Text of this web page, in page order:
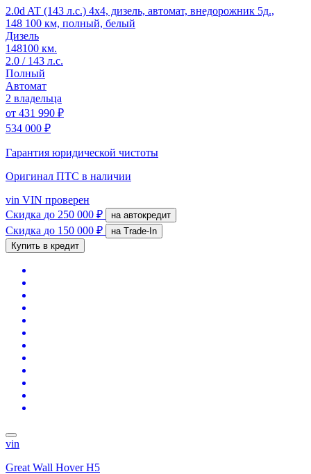
2.0d AT (143 л.с.) 4x4, дизель, автомат, внедорожник 5д.,
148 100 км, полный, белый
Дизель
148100 км.
2.0 / 143 л.с.
Полный
Автомат
2 владельца
от 431 990 ₽
534 000 ₽
Гарантия юридической чистоты
Оригинал ПТС в наличии
vin VIN проверен
Скидка до 250 000 ₽ на автокредит
Скидка до 150 000 ₽
на Trade-In
Купить в кредит
vin
Great Wall Hover H5